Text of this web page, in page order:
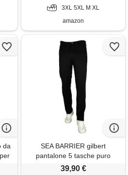
3XL 5XL M XL
amazon
da
SEA BARRIER gilbert
pantalone 5 tasche puro
cotone leggero profumatore
39,90 €